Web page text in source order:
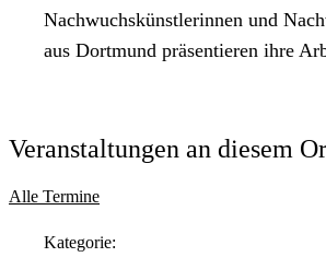
Nachwuchskünstlerinnen und
aus Dortmund präsentieren ihre
Veranstaltungen an diesem
Alle Termine
Kategorie: